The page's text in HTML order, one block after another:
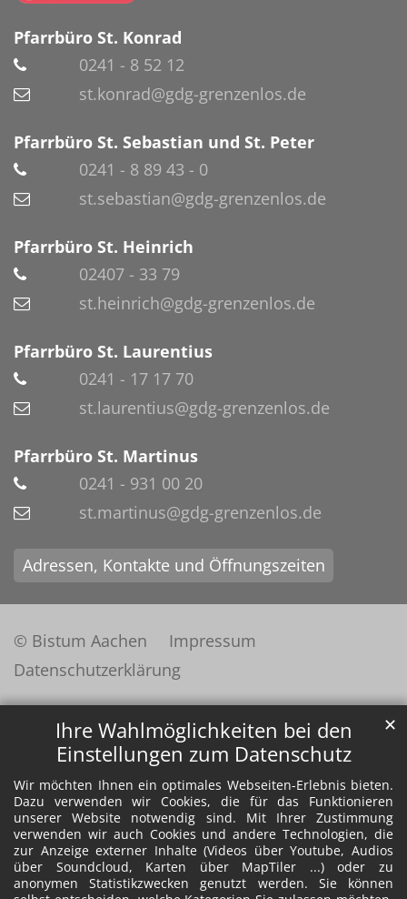
Ihre Wahlmöglichkeiten bei den
Einstellungen zum Datenschutz
Wir möchten Ihnen ein optimales Webseiten-Erlebnis bieten.
Dazu verwenden wir Cookies, die für das Funktionieren
unserer Website notwendig sind. Mit Ihrer Zustimmung
verwenden wir auch Cookies und andere Technologien, die
zur Anzeige externer Inhalte (Videos über Youtube, Audios
über Soundcloud, Karten über MapTiler ...) oder zu
anonymen Statistikzwecken genutzt werden. Sie können
✕
Pfarrbüro St. Konrad
0241 - 8 52 12
st.konrad@gdg-grenzenlos.de
Pfarrbüro St. Sebastian und St. Peter
0241 - 8 89 43 - 0
st.sebastian@gdg-grenzenlos.de
Pfarrbüro St. Heinrich
02407 - 33 79
st.heinrich@gdg-grenzenlos.de
Pfarrbüro St. Laurentius
0241 - 17 17 70
st.laurentius@gdg-grenzenlos.de
Pfarrbüro St. Martinus
0241 - 931 00 20
st.martinus@gdg-grenzenlos.de
Adressen, Kontakte und Öffnungszeiten
© Bistum Aachen
Impressum
Datenschutzerklärung